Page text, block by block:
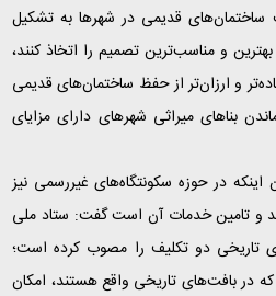
قدیمی در شهرها به تشکیل
بهترین و مناسب‌ترین تصمیم را اتخاذ کنند،
و ارزان‌تر از حفظ ساختمان‌های قدیمی
بناهای میراثی شهرهای دارای مزایای
اینکه در حوزه سکونتگاه‌های غیررسمی نیز
و تامین خدمات آن است گفت: ستاد ملی
تاریخی دو تکلیف را مصوب کرده است؛
در بافت‌های تاریخی واقع هستند، امکان